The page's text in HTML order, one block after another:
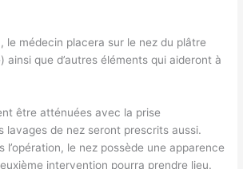
le médecin placera sur le nez du plâtre
ainsi que d’autres éléments qui aideront à
être atténuées avec la prise
lavages de nez seront prescrits aussi.
l’opération, le nez possède une apparence
intervention pourra prendre lieu.